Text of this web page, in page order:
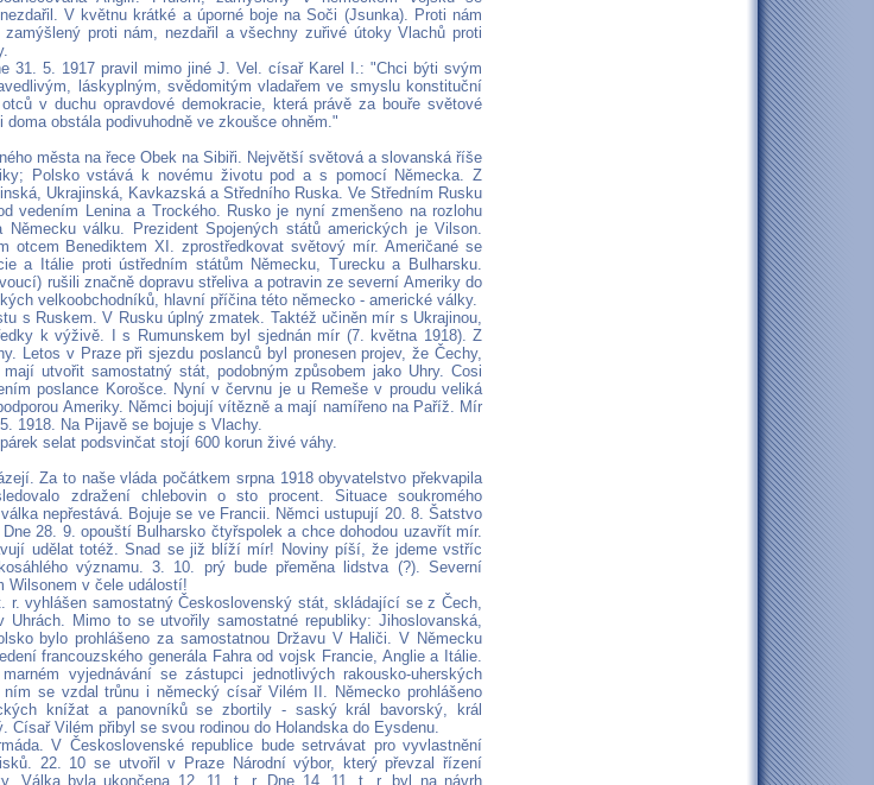
V květnu krátké a úporné boje na Soči (Jsunka). Proti nám
proti nám, nezdařil a všechny zuřivé útoky Vlachů proti
31. 5. 1917 pravil mimo jiné J. Vel. císař Karel I.: "Chci býti svým
láskyplným, svědomitým vladařem ve smyslu konstituční
v duchu opravdové demokracie, která právě za bouře světové
obstála podivuhodně ve zkoušce ohněm."
města na řece Obek na Sibiři. Největší světová a slovanská říše
Polsko vstává k novému životu pod a s pomocí Německa. Z
Ukrajinská, Kavkazská a Středního Ruska. Ve Středním Rusku
vedením Lenina a Trockého. Rusko je nyní zmenšeno na rozlohu
válku. Prezident Spojených států amerických je Vilson.
otcem Benediktem XI. zprostředkovat světový mír. Američané se
a Itálie proti ústředním státům Německu, Turecku a Bulharsku.
rušili značně dopravu střeliva a potravin ze severní Ameriky do
velkoobchodníků, hlavní příčina této německo - americké války.
s Ruskem. V Rusku úplný zmatek. Taktéž učiněn mír s Ukrajinou,
k výživě. I s Rumunskem byl sjednán mír (7. května 1918). Z
Letos v Praze při sjezdu poslanců byl pronesen projev, že Čechy,
utvořit samostatný stát, podobným způsobem jako Uhry. Cosi
poslance Korošce. Nyní v červnu je u Remeše v proudu veliká
Ameriky. Němci bojují vítězně a mají namířeno na Paříž. Mír
1918. Na Pijavě se bojuje s Vlachy.
selat podsvinčat stojí 600 korun živé váhy.
Za to naše vláda počátkem srpna 1918 obyvatelstvo překvapila
zdražení chlebovin o sto procent. Situace soukromého
nepřestává. Bojuje se ve Francii. Němci ustupují 20. 8. Šatstvo
28. 9. opouští Bulharsko čtyřspolek a chce dohodou uzavřít mír.
udělat totéž. Snad se již blíží mír! Noviny píší, že jdeme vstříc
významu. 3. 10. prý bude přeměna lidstva (?). Severní
Wilsonem v čele událostí!
r. vyhlášen samostatný Československý stát, skládající se z Čech,
Uhrách. Mimo to se utvořily samostatné republiky: Jihoslovanská,
bylo prohlášeno za samostatnou Državu V Haliči. V Německu
francouzského generála Fahra od vojsk Francie, Anglie a Itálie.
vyjednávání se zástupci jednotlivých rakousko-uherských
se vzdal trůnu i německý císař Vilém II. Německo prohlášeno
knížat a panovníků se zbortily - saský král bavorský, král
Vilém přibyl se svou rodinou do Holandska do Eysdenu.
V Československé republice bude setrvávat pro vyvlastnění
22. 10 se utvořil v Praze Národní výbor, který převzal řízení
Válka byla ukončena 12. 11. t. r. Dne 14. 11. t. r. byl na návrh